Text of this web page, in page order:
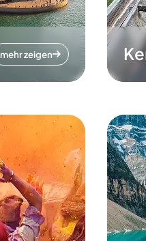
mehr zeigen